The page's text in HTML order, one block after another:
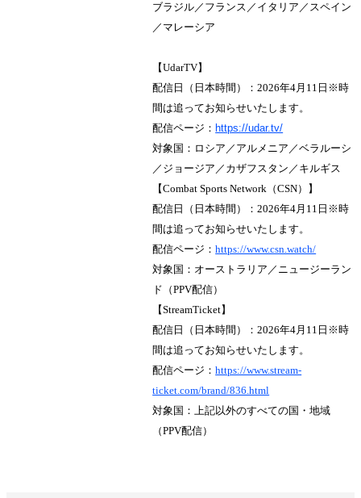
ブラジル／フランス／イタリア／スペイン
／マレーシア
【UdarTV】
配信日（日本時間）：2026年4月11日※時
間は追ってお知らせいたします。
配信ページ： https://udar.tv/
対象国：ロシア／アルメニア／ベラルーシ
／ジョージア／カザフスタン／キルギス
【Combat Sports Network（CSN）】
配信日（日本時間）：2026年4月11日※時
間は追ってお知らせいたします。
配信ページ：https://www.csn.watch/
対象国：オーストラリア／ニュージーラン
ド（PPV配信）
【StreamTicket】
配信日（日本時間）：2026年4月11日※時
間は追ってお知らせいたします。
配信ページ：https://www.stream-
ticket.com/brand/836.html
対象国：上記以外のすべての国・地域
（PPV配信）